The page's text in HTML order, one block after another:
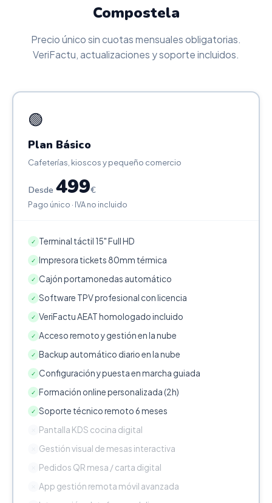
Compostela
Precio único sin cuotas mensuales obligatorias.
VeriFactu, actualizaciones y soporte incluidos.
🟢
Plan Básico
Cafeterías, kioscos y pequeño comercio
Desde 499€
Pago único · IVA no incluido
✓ Terminal táctil 15" Full HD
✓ Impresora tickets 80mm térmica
✓ Cajón portamonedas automático
✓ Software TPV profesional con licencia
✓ VeriFactu AEAT homologado incluido
✓ Acceso remoto y gestión en la nube
✓ Backup automático diario en la nube
✓ Configuración y puesta en marcha guiada
✓ Formación online personalizada (2h)
✓ Soporte técnico remoto 6 meses
Pantalla KDS cocina digital
Gestión visual de mesas interactiva
Pedidos QR mesa / carta digital
App gestión remota móvil avanzada